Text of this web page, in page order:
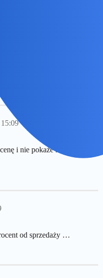
zależy od kilku
i nie pokaże kupującemu
od sprzedaży …